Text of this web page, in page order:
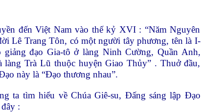
đến Việt Nam vào thế kỷ XVI : “Năm Nguyên
Lê Trang Tôn, có một người tây phương, tên là I-
đạo Gia-tô ở làng Ninh Cường, Quần Anh,
làng Trà Lũ thuộc huyện Giao Thủy” . Thuở đầu,
này là “Đạo thương nhau”.
ta tìm hiểu về Chúa Giê-su, Đấng sáng lập Đạo
: